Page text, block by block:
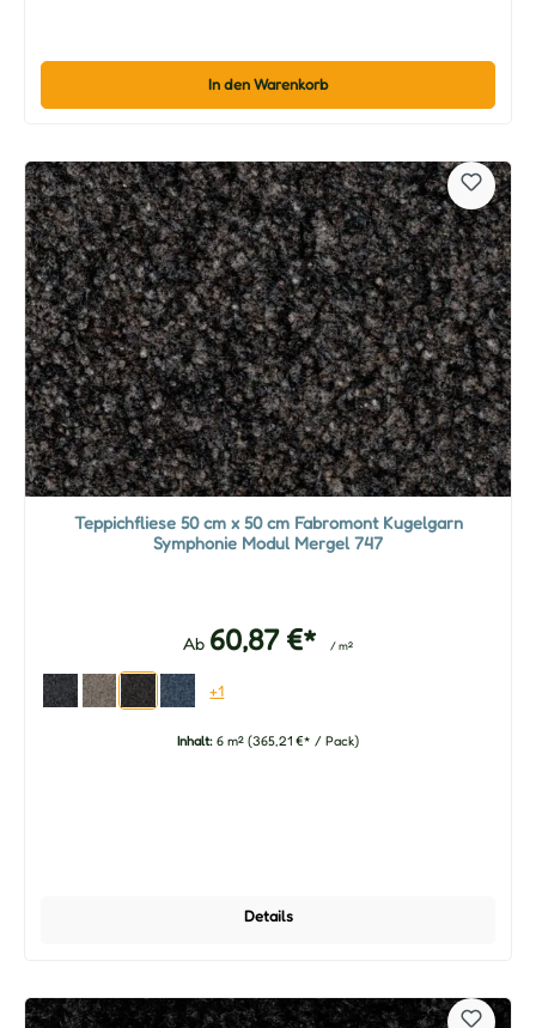
In den Warenkorb
Teppichfliese 50 cm x 50 cm Fabromont Kugelgarn
Symphonie Modul Mergel 747
Ab 60,87 €* / m²
+1
Inhalt: 6 m² (365,21 €* / Pack)
Details